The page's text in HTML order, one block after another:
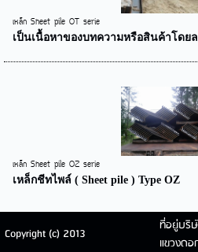
เหล็ก Sheet pile OT serie
เป็นเนื้อหาของบทความหรือสินค้าโด
เหล็ก Sheet pile OZ serie
เหล็กชีทไพล์ ( Sheet pile ) Type OZ
Copyright (c) 2013
ที่อยู่บริ
แขวงดอ